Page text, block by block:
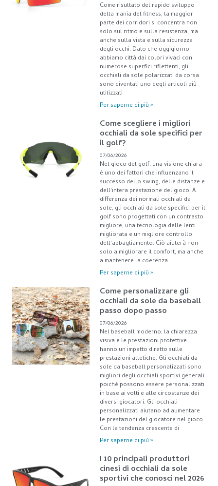
Come risultato del rapido sviluppo
della mania del fitness, la maggior
parte dei corridori si concentra non
solo sul ritmo e sulla resistenza, ma
anche sulla vista e sulla sicurezza
degli occhi. Dato che oggigiorno
abbiamo città dai colori vivaci con
numerose superfici riflettenti, gli
occhiali da sole polarizzati da corsa
sono diventati uno degli articoli più
utilizzati
Per saperne di più »
Come scegliere i migliori
occhiali da sole specifici per
il golf?
07/06/2026
Nel gioco del golf, una visione chiara
è uno dei fattori che influenzano il
successo dello swing, delle distanze e
dell'intera prestazione del gioco. A
differenza dei normali occhiali da
sole, gli occhiali da sole specifici per il
golf sono progettati con un contrasto
migliore, una tecnologia delle lenti
migliorata e un migliore controllo
dell'abbagliamento. Ciò aiuterà non
solo a migliorare il comfort, ma anche
a mantenere la coerenza
Per saperne di più »
Come personalizzare gli
occhiali da sole da baseball
passo dopo passo
07/06/2026
Nel baseball moderno, la chiarezza
visiva e le prestazioni protettive
hanno un impatto diretto sulle
prestazioni atletiche. Gli occhiali da
sole da baseball personalizzati sono
migliori degli occhiali sportivi generali
poiché possono essere personalizzati
in base ai volti e alle circostanze dei
diversi giocatori. Gli occhiali
personalizzati aiutano ad aumentare
le prestazioni del giocatore nel gioco.
Con la tendenza crescente di
Per saperne di più »
I 10 principali produttori
cinesi di occhiali da sole
sportivi che conosci nel 2026